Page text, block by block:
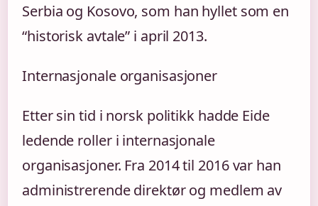
Serbia og Kosovo, som han hyllet som en
“historisk avtale” i april 2013.
Internasjonale organisasjoner
Etter sin tid i norsk politikk hadde Eide
ledende roller i internasjonale
organisasjoner. Fra 2014 til 2016 var han
administrerende direktør og medlem av